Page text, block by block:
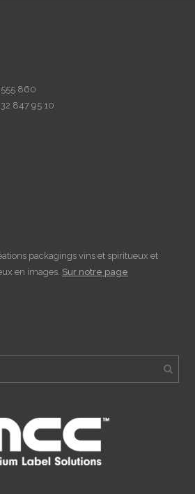
555 860
32 847 95 10
packagings vins et spiritueux et
en images. Sur notre page